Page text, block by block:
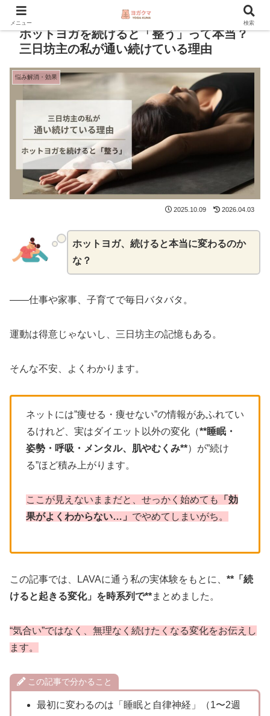
本サイトにはアフィリエイト広告が含まれます。
ホットヨガを続けると「整う」って本当？
三日坊主の私が通い続けている理由
悩み解消・効果
2025.10.09 2026.04.03
ホットヨガ、続けると本当に変わるのか
な？
——仕事や家事、子育てで毎日バタバタ。
運動は得意じゃないし、三日坊主の記憶もある。
そんな不安、よくわかります。
ネットには”痩せる・痩せない”の情報があふれてい
るけれど、実はダイエット以外の変化（**睡眠・
姿勢・呼吸・メンタル、肌やむくみ**）が”続け
る”ほど積み上がります。
ここが見えないままだと、せっかく始めても
「効
果がよくわからない…」 でやめてしまいがち。
この記事では、LAVAに通う私の実体験をもとに、 **「続
けると起きる変化」を時系列で**まとめました。
“気合い”ではなく、無理なく続けたくなる変化をお伝えし
ます。
この記事で分かること
最初に変わるのは「睡眠と自律神経」（1〜2週
メニュー 検索